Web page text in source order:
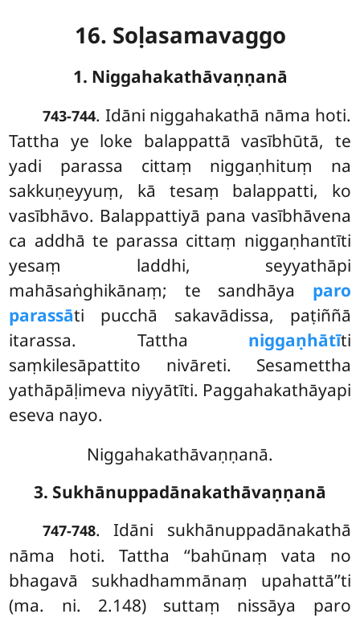
16. Soḷasamavaggo
1. Niggahakathāvaṇṇanā
743-744. Idāni niggahakathā nāma hoti.
Tattha ye loke balappattā vasībhūtā, te
yadi parassa cittaṃ niggaṇhituṃ na
sakkuṇeyyuṃ, kā tesaṃ balappatti, ko
vasībhāvo. Balappattiyā pana vasībhāvena
ca addhā te parassa cittaṃ niggaṇhantīti
yesaṃ laddhi, seyyathāpi
mahāsaṅghikānaṃ; te sandhāya paro
parassāti pucchā sakavādissa, paṭiññā
itarassa. Tattha niggaṇhātīti
saṃkilesāpattito nivāreti. Sesamettha
yathāpāḷimeva niyyātīti. Paggahakathāyapi
eseva nayo.
Niggahakathāvaṇṇanā.
3. Sukhānuppadānakathāvaṇṇanā
747-748. Idāni sukhānuppadānakathā
nāma hoti. Tattha ‘‘bahūnaṃ vata no
bhagavā sukhadhammānaṃ upahattā’’ti
(ma. ni. 2.148) suttaṃ nissāya paro